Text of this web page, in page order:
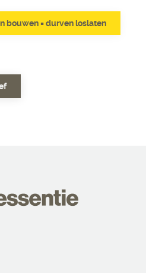
bouwen = durven loslaten